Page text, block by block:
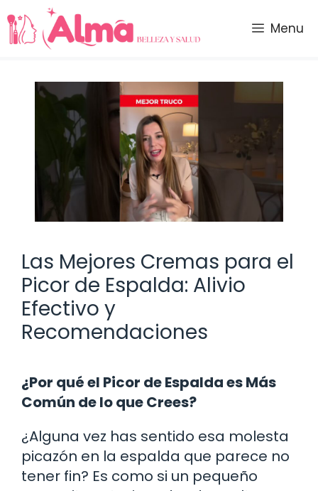
Saltar
al
contenido
Menu
Las Mejores Cremas para el
Picor de Espalda: Alivio
Efectivo y
Recomendaciones
¿Por qué el Picor de Espalda es Más
Común de lo que Crees?
¿Alguna vez has sentido esa molesta
picazón en la espalda que parece no
tener fin? Es como si un pequeño